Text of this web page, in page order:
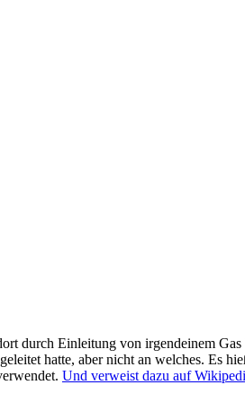
durch Einleitung von irgendeinem
hatte, aber nicht an welches. Es
Und verweist dazu auf